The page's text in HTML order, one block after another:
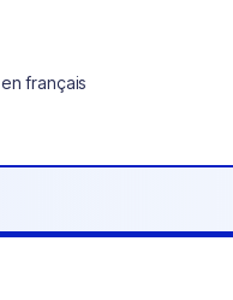
français